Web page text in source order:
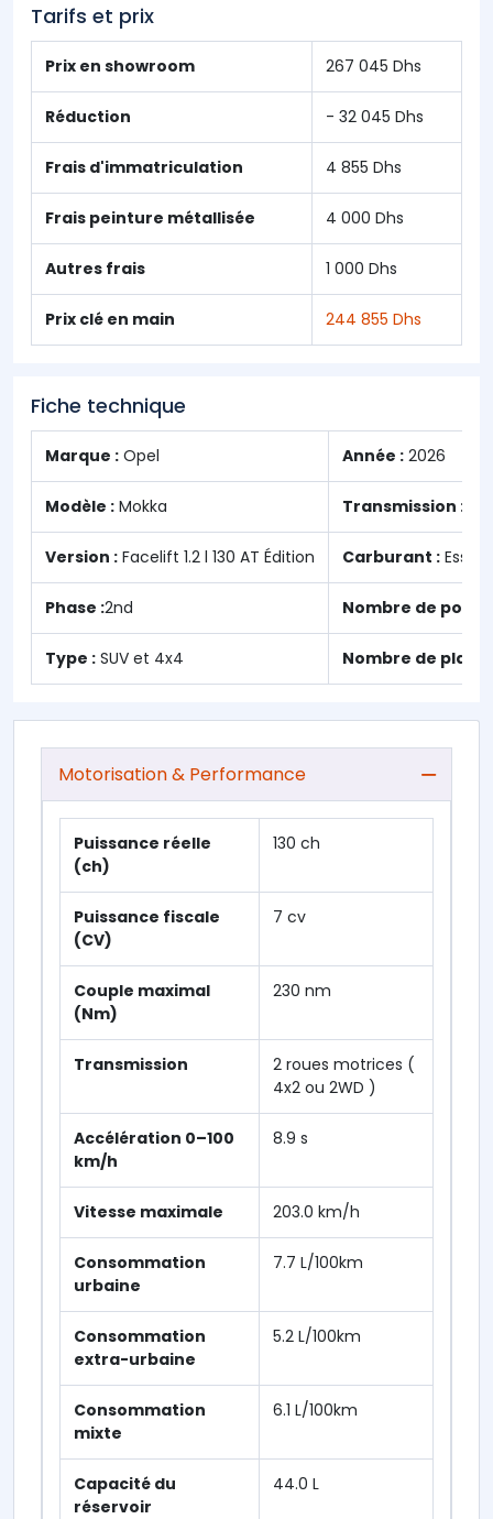
Tarifs et prix
Prix en showroom 267 045 Dhs
Réduction - 32 045 Dhs
Frais d'immatriculation 4 855 Dhs
Frais peinture métallisée 4 000 Dhs
Autres frais 1 000 Dhs
Prix clé en main 244 855 Dhs
Fiche technique
Marque : Opel Année : 2026
Modèle : Mokka Transmission :
Version : Facelift 1.2 l 130 AT Édition Carburant :
Phase :2nd Nombre de
Type : SUV et 4x4 Nombre de
Motorisation & Performance
Puissance réelle
(ch)
130 ch
Puissance fiscale
(CV)
7 cv
Couple maximal
(Nm)
230 nm
Transmission
2 roues motrices (
4x2 ou 2WD )
Accélération 0–100
km/h
8.9 s
Vitesse maximale 203.0 km/h
Consommation
urbaine
7.7 L/100km
Consommation
extra-urbaine
5.2 L/100km
Consommation
mixte
6.1 L/100km
Capacité du
réservoir
44.0 L